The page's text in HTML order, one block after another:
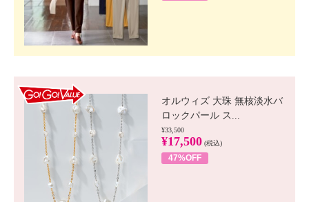
オルウィズ 大珠 無核淡水バ
ロックパール ス...
¥33,500
¥17,500 (税込)
47%OFF